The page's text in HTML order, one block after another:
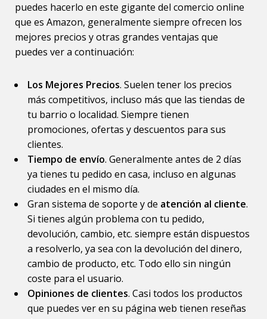
puedes hacerlo en este gigante del comercio online
que es Amazon, generalmente siempre ofrecen los
mejores precios y otras grandes ventajas que
puedes ver a continuación:
Los Mejores Precios. Suelen tener los precios
más competitivos, incluso más que las tiendas de
tu barrio o localidad. Siempre tienen
promociones, ofertas y descuentos para sus
clientes.
Tiempo de envío. Generalmente antes de 2 días
ya tienes tu pedido en casa, incluso en algunas
ciudades en el mismo día.
Gran sistema de soporte y de atención al cliente.
Si tienes algún problema con tu pedido,
devolución, cambio, etc. siempre están dispuestos
a resolverlo, ya sea con la devolución del dinero,
cambio de producto, etc. Todo ello sin ningún
coste para el usuario.
Opiniones de clientes. Casi todos los productos
que puedes ver en su página web tienen reseñas